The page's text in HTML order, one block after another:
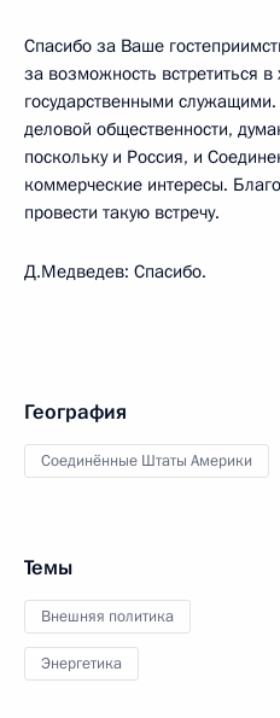
Спасибо за Ваше
за возможность встретиться
государственными
деловой общественности,
поскольку и Россия, и
коммерческие интересы.
провести такую встречу.
Д.Медведев: Спасибо.
География
Соединённые Штаты Америки
Темы
Внешняя политика
Энергетика